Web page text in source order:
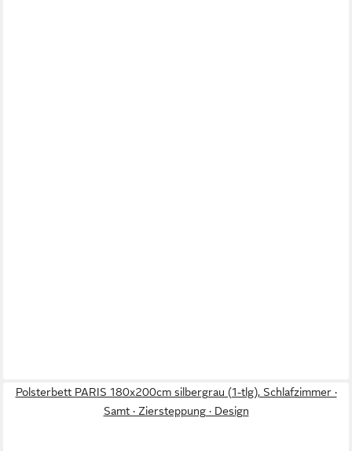
Polsterbett PARIS 180x200cm silbergrau (1-tlg), Schlafzimmer ·
Samt · Ziersteppung · Design